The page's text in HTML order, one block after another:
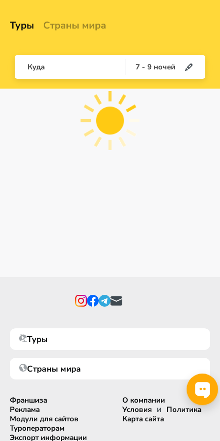
Туры Страны мира
Куда 7 - 9 ночей
Туры
Страны мира
Франшиза
Реклама
Модули для сайтов
Туроператорам
Экспорт информации
О компании
Условия и Политика
Карта сайта